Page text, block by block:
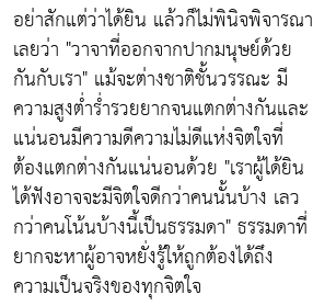
อย่าสักแต่ว่าได้ยิน แล้วก็ไม่พินิจพิจารณา
เลยว่า "วาจาที่ออกจากปากมนุษย์ด้วย
กันกับเรา" แม้จะต่างชาติชั้นวรรณะ มี
ความสูงต่ำร่ำรวยยากจนแตกต่างกันและ
แน่นอนมีความดีความไม่ดีแห่งจิตใจที่
ต้องแตกต่างกันแน่นอนด้วย "เราผู้ได้ยิน
ได้ฟังอาจจะมีจิตใจดีกว่าคนนั้นบ้าง เลว
กว่าคนโน้นบ้างนี้เป็นธรรมดา"ธรรมดาที่
ยากจะหาผู้อาจหยั่งรู้ให้ถูกต้องได้ถึง
ความเป็นจริงของทุกจิตใจ